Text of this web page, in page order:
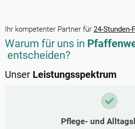
Ihr kompetenter Partner für 24-Stunden-
Warum für uns in
entscheiden?
Unser Leistungsspektrum
Pflege- und